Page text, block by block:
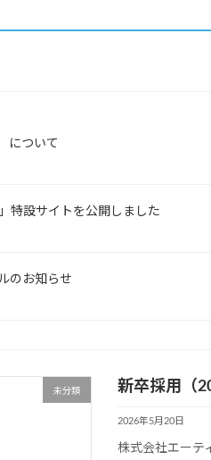
について
特設サイトを公開しました
のお知らせ
未分類 新卒採用（
2026年5月20日
株式会社エーテ